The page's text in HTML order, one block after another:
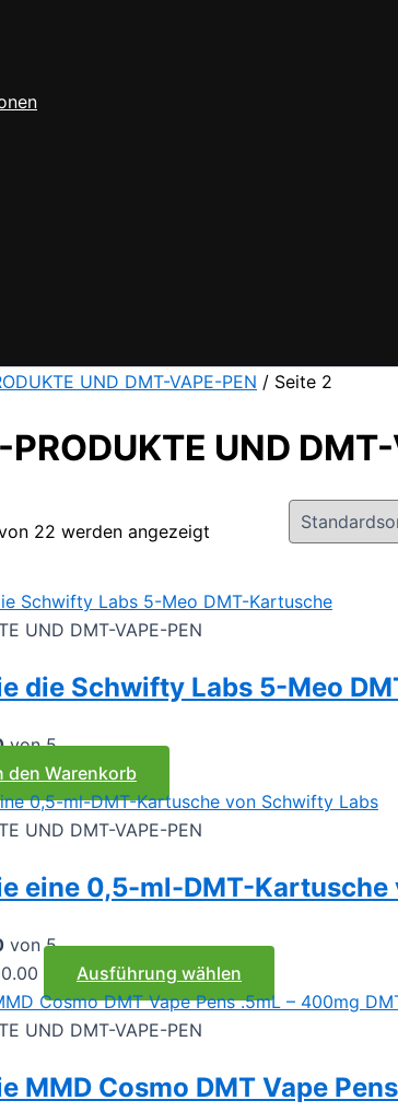
UND DMT-VAPE-PEN / Seite 2
PRODUKTE UND
22 werden angezeigt
UND DMT-VAPE-PEN
die Schwifty Labs 5-Meo
von 5
den Warenkorb
UND DMT-VAPE-PEN
eine 0,5-ml-DMT-
von 5
Preisspanne:
€160.00
bis
Ausführung wählen
Produkt
Varianten
UND DMT-VAPE-PEN
MMD Cosmo DMT Vape